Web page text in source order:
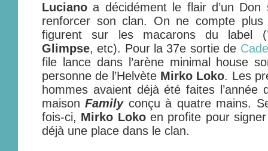
Lucianoa décidément le flair d’un Don
renforcer son clan. On ne compte
figurent sur les macarons du label (
Glimpse, etc). Pour la 37e sortie de
file lance dans l’arène minimal house
personne de l’Helvète Mirko Loko. Les
hommes avaient déjà été faites l’année
maisonFamilyconçu à quatre mains.
fois-ci, Mirko Lokoen profite pour
déjà une place dans le clan.